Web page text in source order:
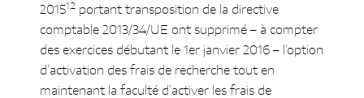
comptabilisation des frais de
recherche et de développement ont-
elles été modifiées ?
Quelle est la problématique de
déconnexion entre le schéma de bilan
20151,2portant transposition de la directive
comptable 2013/34/UE ont supprimé – à compter
des exercices débutant le 1er janvier 2016 – l’option
d’activation des frais de recherche tout en
maintenant la faculté d’activer les frais de